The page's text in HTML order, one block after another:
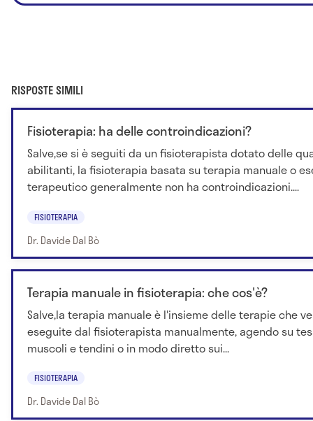
RISPOSTE SIMILI
Fisioterapia: ha delle controindicazioni?
Salve,se si è seguiti da un fisioterapista dotato delle
abilitanti, la fisioterapia basata su terapia manuale o
terapeutico generalmente non ha controindicazioni....
FISIOTERAPIA
Dr. Davide Dal Bò
Terapia manuale in fisioterapia: che cos'è?
Salve,la terapia manuale è l'insieme delle terapie che
eseguite dal fisioterapista manualmente, agendo su
muscoli e tendini o in modo diretto sui...
FISIOTERAPIA
Dr. Davide Dal Bò